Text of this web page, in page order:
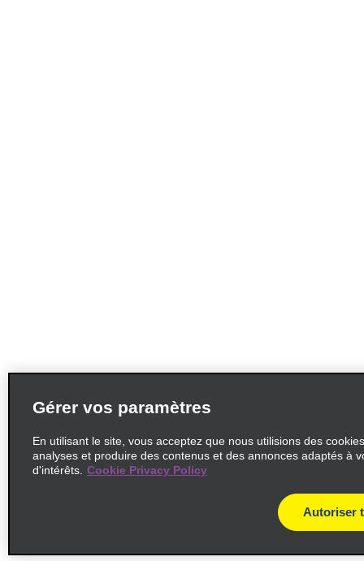
Gérer vos paramètres
En utilisant le site, vous acceptez que nous utilisions des
analyses et produire des contenus et des annonces adaptés à
d'intérêts. Cookie Privacy Policy
Autoriser